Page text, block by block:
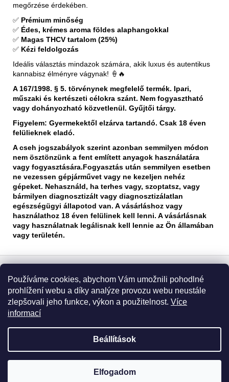
Používáme cookies, abychom Vám umožnili pohodlné
prohlížení webu a díky analýze provozu webu neustále
zlepšovali jeho funkce, výkon a použitelnost. Více
informací
Beállítások
Elfogadom
megőrzése érdekében.
✅ Prémium minőség
✅ Édes, krémes aroma földes alaphangokkal
✅ Magas THCV tartalom (25%)
✅ Kézi feldolgozás
Ideális választás mindazok számára, akik luxus és autentikus
kannabisz élményre vágynak! 🍦🔥
A 167/1998. § 5. törvénynek megfelelő termék. Ipari,
műszaki és kertészeti célokra szánt. Nem fogyasztható
vagy dohányozható közvetlenül. Gyűjtői tárgy.
Figyelem: Gyermekektől elzárva tartandó. Csak 18 éven
felülieknek eladó.
A cseh jogszabályok szerint azonban semmilyen módon
nem ösztönzünk a fent említett anyagok használatára
vagy fogyasztására.Fogyasztás után semmilyen esetben
ne vezessen gépjárművet vagy ne kezeljen nehéz
gépeket. Nehasználd, ha terhes vagy, szoptatsz, vagy
bármilyen diagnosztizált vagy diagnosztizálatlan
egészségügyi állapotod van. A vásárláshoz vagy
használathoz 18 éven felülinek kell lenni. A vásárlásnak
vagy használatnak legálisnak kell lennie az Ön államában
vagy területén.
L
Informace pro vás
Obchodní podmínky
Podmínky ochrany osobních údajů
Copyright 2026HHC LIFE. Minden jog fenntartva.Süti
beállítások szerkesztése